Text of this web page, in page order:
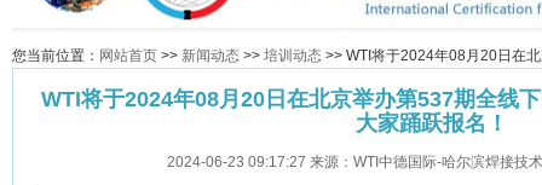
您当前位置： 网站首页 >> 新闻动态 >> 培训动态 >> WTI将于2024年08月20日在
WTI将于2024年08月20日在北京举办第537期全线
大家踊跃报名！
2024-06-23 09:17:27 来源：WTI中德国际-哈尔滨焊接技